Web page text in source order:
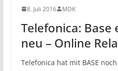
8. Juli 2016 MDK
Telefonica: Base
neu – Online
Telefonica hat mit BASE